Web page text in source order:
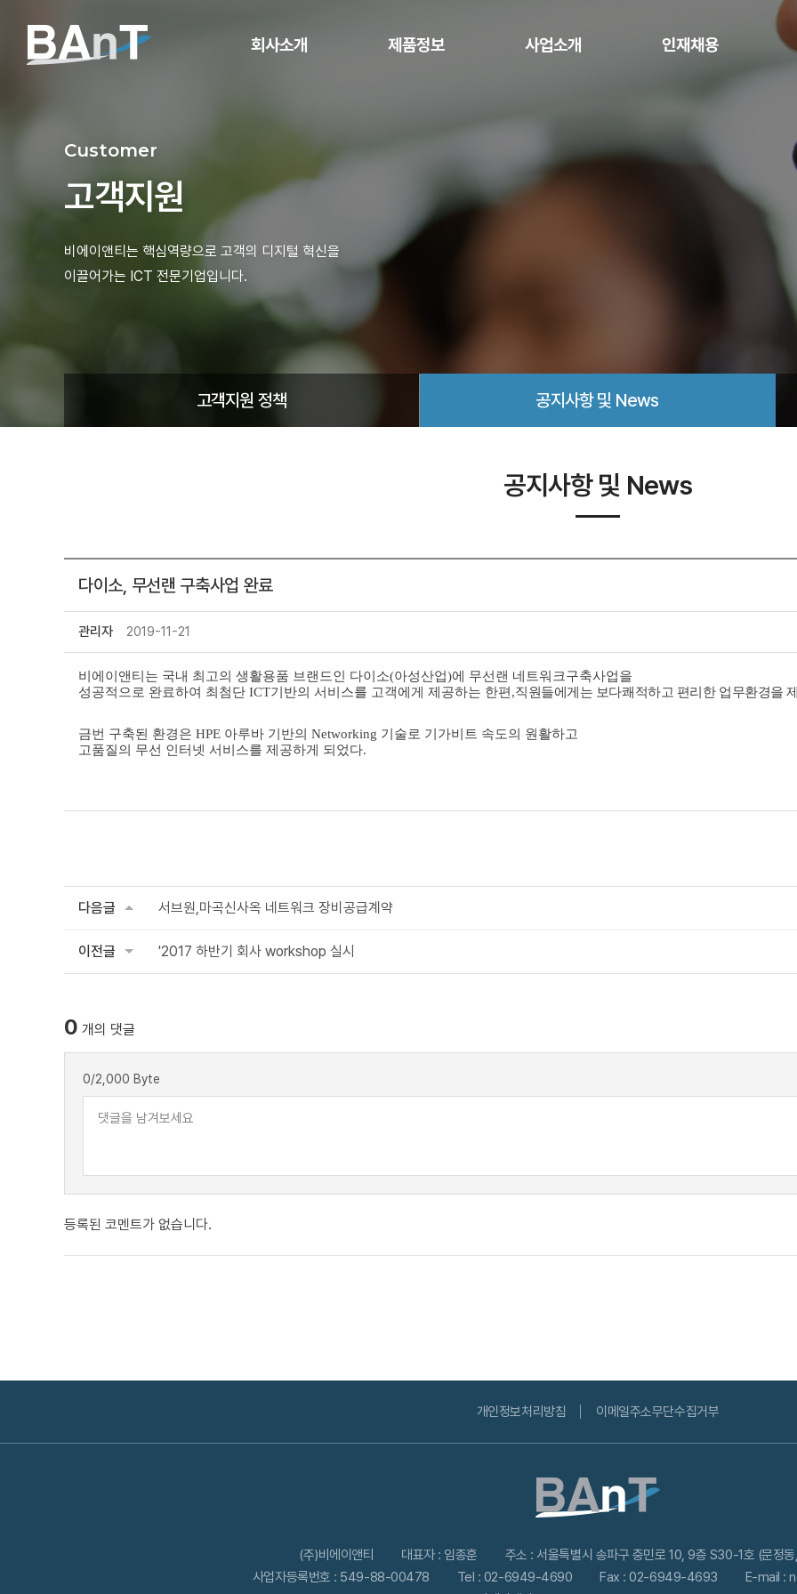
회사소개
CEO 인사말
인증
오시는길
제품정보
Infra Software
사업소개
System Integration
Network Integration
인재채용
Customer
고객지원
비에이앤티는 핵심역량으로 고객의 디지털 혁신을
이끌어가는 ICT 전문기업입니다.
고객지원 정책 공지사항 및 News
공지사항 및 News
다이소, 무선랜 구축사업 완료
관리자 2019-11-21
비에이앤티는 국내 최고의 생활용품 브랜드인 다이소(아성산업)에 무선랜 네트워크구축사업을
성공적으로 완료하여 최첨단 ICT기반의 서비스를 고객에게 제공하는 한편 ,직원들에게는 보다쾌적하고 편리한 업무환경을
금번 구축된 환경은 HPE 아루바 기반의 Networking 기술로 기가비트 속도의 원활하고
고품질의 무선 인터넷 서비스를 제공하게 되었다.
다음글 서브원,마곡신사옥 네트워크 장비공급계약
이전글 '2017 하반기 회사 workshop 실시
0 개의 댓글
0/2,000 Byte
등록된 코멘트가 없습니다.
개인정보처리방침 이메일주소무단수집거부
(주)비에이앤티 대표자 : 임종훈
주소 : 서울특별시 송파구 충민로 10, 9층 S30-1호 (문정
사업자등록번호 : 549-88-00478
Tel : 02-6949-4690 Fax : 02-6949-4693
E-mail :